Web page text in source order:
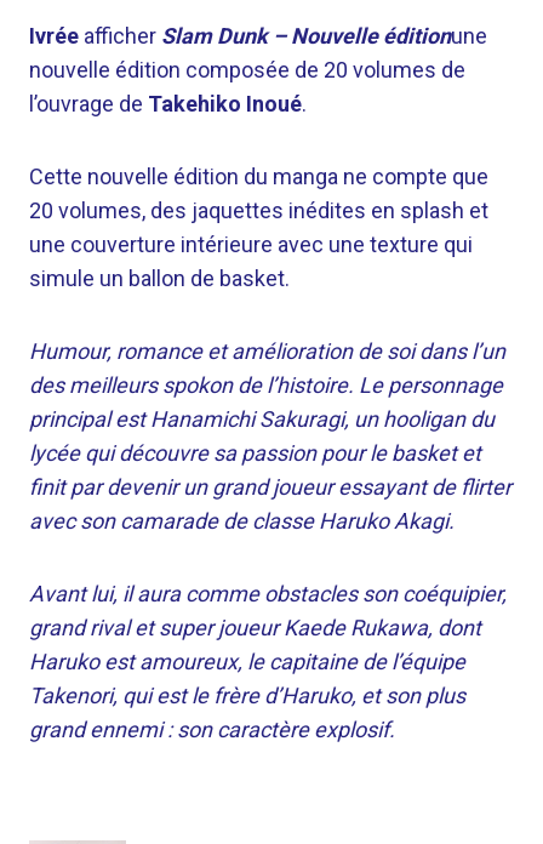
Ivrée afficher Slam Dunk – Nouvelle éditionune
nouvelle édition composée de 20 volumes de
l’ouvrage de Takehiko Inoué.
Cette nouvelle édition du manga ne compte que
20 volumes, des jaquettes inédites en splash et
une couverture intérieure avec une texture qui
simule un ballon de basket.
Humour, romance et amélioration de soi dans l’un
des meilleurs spokon de l’histoire. Le personnage
principal est Hanamichi Sakuragi, un hooligan du
lycée qui découvre sa passion pour le basket et
finit par devenir un grand joueur essayant de flirter
avec son camarade de classe Haruko Akagi.
Avant lui, il aura comme obstacles son coéquipier,
grand rival et super joueur Kaede Rukawa, dont
Haruko est amoureux, le capitaine de l’équipe
Takenori, qui est le frère d’Haruko, et son plus
grand ennemi : son caractère explosif.